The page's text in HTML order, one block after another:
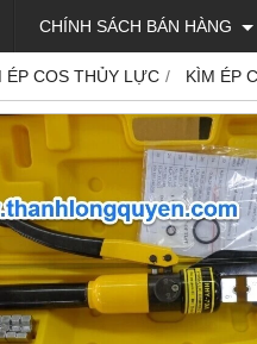
CHÍNH SÁCH BÁN HÀNG
ÉP COS THỦY LỰC KÌM ÉP